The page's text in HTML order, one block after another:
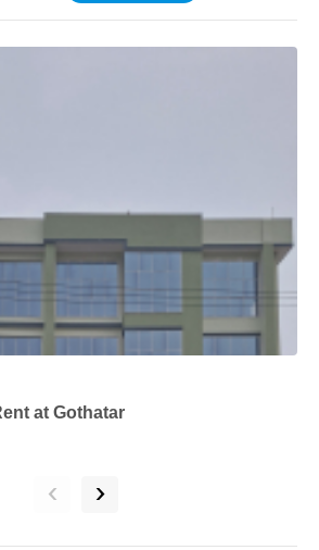
at Gothatar
‹ ›